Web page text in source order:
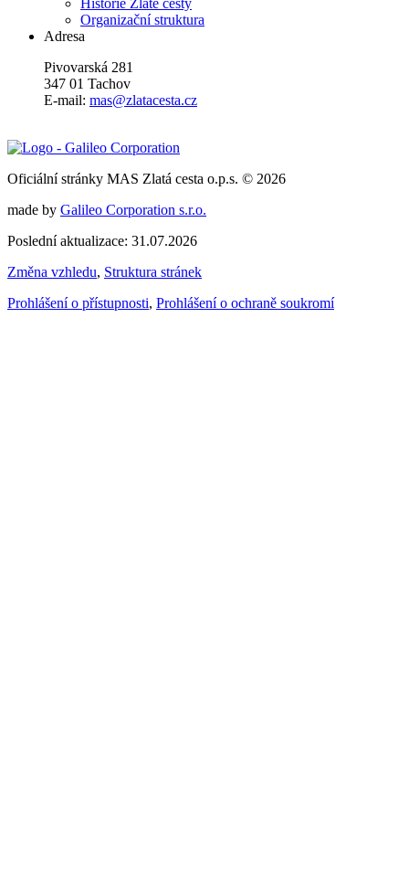
Organizační struktura
Adresa
Pivovarská 281
347 01 Tachov
E-mail: mas@zlatacesta.cz
Oficiální stránky MAS Zlatá cesta o.p.s. © 2026
made by Galileo Corporation s.r.o.
Poslední aktualizace: 31.07.2026
Změna vzhledu, Struktura stránek
Prohlášení o přístupnosti, Prohlášení o ochraně soukromí